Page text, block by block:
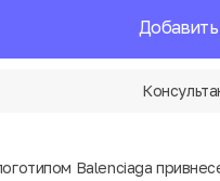
Balenciaga